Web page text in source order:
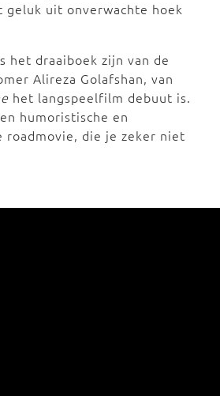
geluk uit onverwachte hoek
het draaiboek zijn van de
Alireza Golafshan, van
het langspeelfilm debuut is.
humoristische en
roadmovie, die je zeker niet